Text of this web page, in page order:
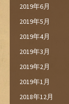
2019年6月
2019年5月
2019年4月
2019年3月
2019年2月
2019年1月
2018年12月